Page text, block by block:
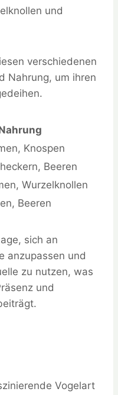
und
verschiedenen
Nahrung, um ihren
Knospen
Beeren
Wurzelknollen
Beeren
sich an
anzupassen und
zu nutzen, was
und
Vogelart